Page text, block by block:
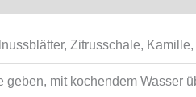
Zitrusschale,
geben, mit kochendem Wasser